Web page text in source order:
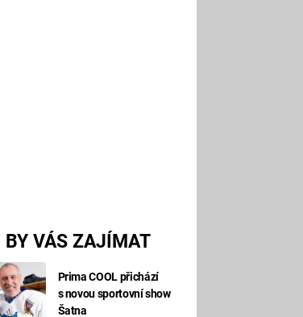
BY VÁS ZAJÍMAT
Prima COOL přichází
s novou sportovní show
Šatna